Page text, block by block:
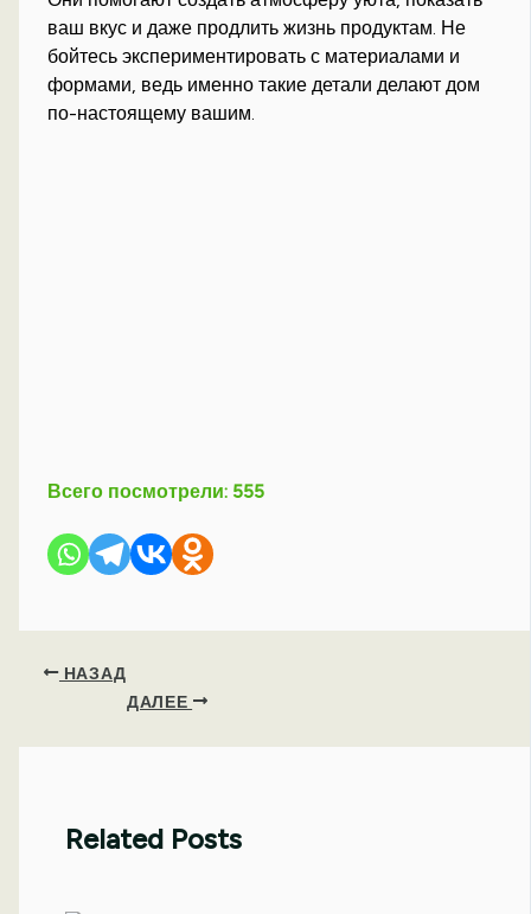
ваш вкус и даже продлить жизнь продуктам. Не
бойтесь экспериментировать с материалами и
формами, ведь именно такие детали делают дом
по-настоящему вашим.
Всего посмотрели: 555
НАЗАД
ДАЛЕЕ
Related Posts